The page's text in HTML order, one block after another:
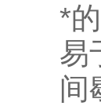
*
易
间